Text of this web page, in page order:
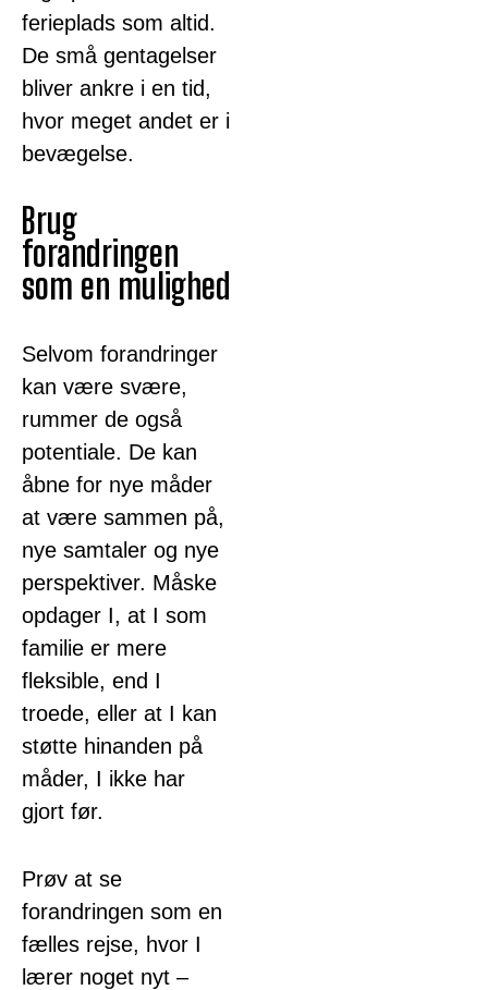
ferieplads som altid.
De små gentagelser
bliver ankre i en tid,
hvor meget andet er i
bevægelse.
Brug
forandringen
som en mulighed
Selvom forandringer
kan være svære,
rummer de også
potentiale. De kan
åbne for nye måder
at være sammen på,
nye samtaler og nye
perspektiver. Måske
opdager I, at I som
familie er mere
fleksible, end I
troede, eller at I kan
støtte hinanden på
måder, I ikke har
gjort før.
Prøv at se
forandringen som en
fælles rejse, hvor I
lærer noget nyt –